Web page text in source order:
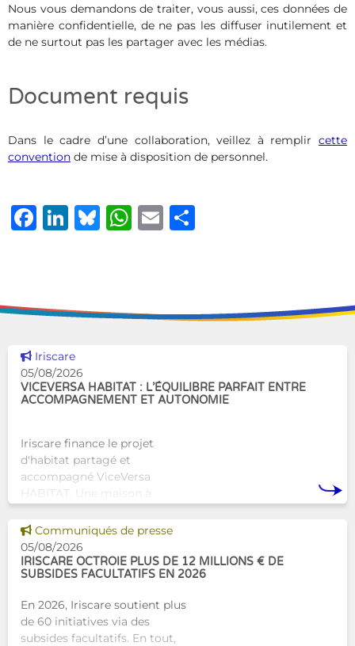
Nous vous demandons de traiter, vous aussi, ces données de
manière confidentielle, de ne pas les diffuser inutilement et
de ne surtout pas les partager avec les médias.
Document requis
Dans le cadre d’une collaboration, veillez à remplir cette
convention de mise à disposition de personnel.
Facebook
LinkedIn
Bluesky
WhatsApp
Email
Voir cette news
Iriscare
05/08/2026
VICEVERSA HABITAT : L’ÉQUILIBRE PARFAIT ENTRE
ACCOMPAGNEMENT ET AUTONOMIE
Iriscare finance le projet
d'habitat partagé et
accompagné ViceVersa
HABITAT. Une maison à
alternative innovante et
humaine aux structures
d’hébergement traditionnel
Voir cette news
Communiqués de presse
05/08/2026
IRISCARE OCTROIE PLUS DE 12 MILLIONS € DE
SUBSIDES FACULTATIFS EN 2026
En 2026, Iriscare soutient plus
de 60 initiatives via des
subsides facultatifs. En tout,